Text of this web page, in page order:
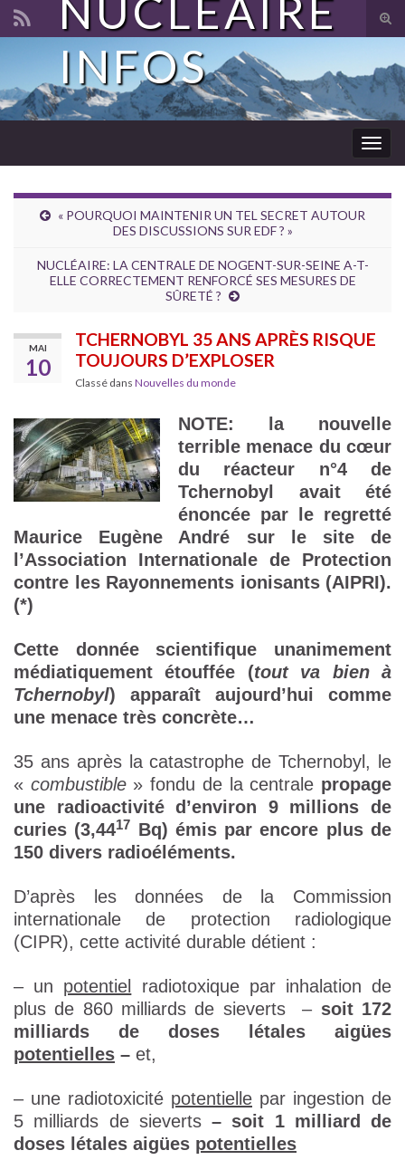
Search for:
NUCLÉAIRE
INFOS
« POURQUOI MAINTENIR UN TEL SECRET AUTOUR
DES DISCUSSIONS SUR EDF ? »
NUCLÉAIRE: LA CENTRALE DE NOGENT-SUR-SEINE A-T-
ELLE CORRECTEMENT RENFORCÉ SES MESURES DE
SÛRETÉ ?
MAI
10
TCHERNOBYL 35 ANS APRÈS RISQUE
TOUJOURS D’EXPLOSER
Classé dans Nouvelles du monde
NOTE:
la nouvelle
terrible menace du cœur
du réacteur n°4 de
Tchernobyl avait été
énoncée par le regretté
Maurice Eugène André sur le site de
l’Association Internationale de Protection
contre les Rayonnements ionisants (AIPRI).
(*)
Cette donnée scientifique unanimement
médiatiquement étouffée (tout va bien à
Tchernobyl) apparaît aujourd’hui comme
une menace très concrète…
35 ans après la catastrophe de Tchernobyl, le
« combustible» fondu de la centrale propage
une radioactivité d’environ 9 millions de
curies (3,4417 Bq) émis par encore plus de
150 divers radioéléments.
D’après les données de la Commission
internationale de protection radiologique
(CIPR), cette activité durable détient :
– un potentiel
radiotoxique par inhalation de
plus de 860 milliards de sieverts – soit 172
milliards de doses létales aigües
potentielles – et,
– une radiotoxicité potentielle par ingestion de
5 milliards de sieverts – soit 1 milliard de
doses létales aigües potentielles